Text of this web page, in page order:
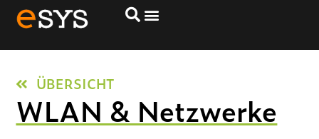
ÜBERSICHT
WLAN & Netzwerke